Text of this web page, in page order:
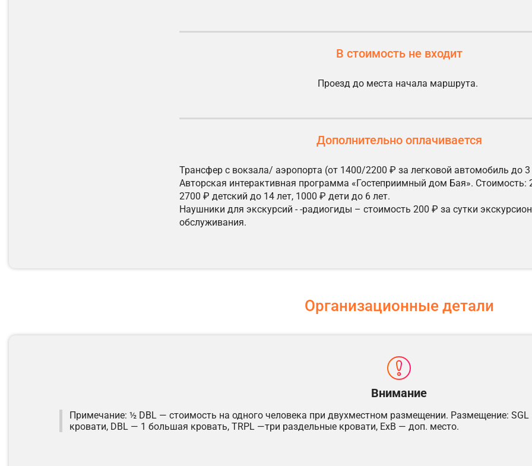
В стоимость не входит
Проезд до места начала маршрута.
Дополнительно оплачивается
Трансфер с вокзала/ аэропорта (от 1400/2200 ₽ за легковой автомобиль до
Авторская интерактивная программа «Гостеприимный дом Бая». Стоимость:
2700 ₽ детский до 14 лет, 1000 ₽ дети до 6 лет.
Наушники для экскурсий - -радиогиды – стоимость 200 ₽ за сутки
обслуживания.
Организационные детали
Внимание
Примечание: ½ DBL — стоимость на одного человека при двухместном размещении. Размещение:
кровати, DBL — 1 большая кровать, TRPL —три раздельные кровати, ExB — доп. место.